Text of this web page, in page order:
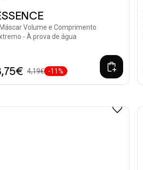
Volume e Comprimento
- À prova de água
4,19€ -11%